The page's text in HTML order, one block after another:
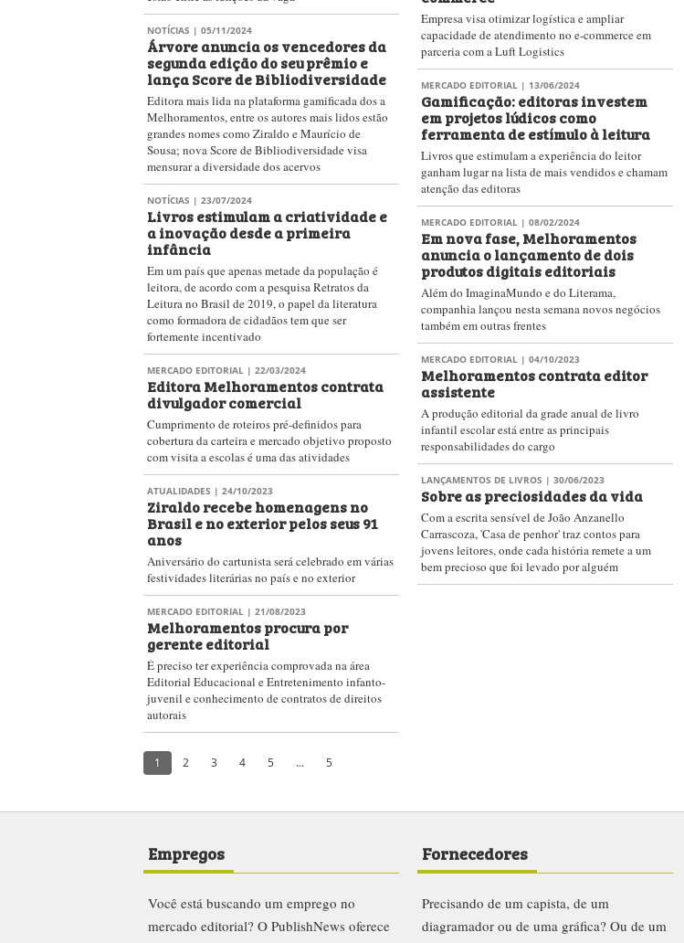
NOTÍCIAS | 05/11/2024
Árvore anuncia os vencedores da
segunda edição do seu prêmio e
lança Score de Bibliodiversidade
Editora mais lida na plataforma gamificada dos a
Melhoramentos, entre os autores mais lidos estão
grandes nomes como Ziraldo e Maurício de
Sousa; nova Score de Bibliodiversidade visa
mensurar a diversidade dos acervos
NOTÍCIAS | 23/07/2024
Livros estimulam a criatividade e
a inovação desde a primeira
infância
Em um país que apenas metade da população é
leitora, de acordo com a pesquisa Retratos da
Leitura no Brasil​ de 2019, o papel da literatura
como formadora de cidadãos tem que ser
fortemente incentivado
MERCADO EDITORIAL | 22/03/2024
Editora Melhoramentos contrata
divulgador comercial
Cumprimento de roteiros pré-definidos para
cobertura da carteira e mercado objetivo proposto
com visita a escolas é uma das atividades
ATUALIDADES | 24/10/2023
Ziraldo recebe homenagens no
Brasil e no exterior pelos seus 91
anos
Aniversário do cartunista será celebrado em várias
festividades literárias no país e no exterior
MERCADO EDITORIAL | 21/08/2023
Melhoramentos procura por
gerente editorial
É preciso ter experiência comprovada na área
Editorial Educacional e Entretenimento infanto-
juvenil e conhecimento de contratos de direitos
autorais
Empresa visa otimizar logística e ampliar
capacidade de atendimento no e-commerce em
parceria com a Luft Logistics
MERCADO EDITORIAL | 13/06/2024
Gamificação: editoras investem
em projetos lúdicos como
ferramenta de estímulo à leitura
Livros que estimulam a experiência do leitor
ganham lugar na lista de mais vendidos e chamam
atenção das editoras
MERCADO EDITORIAL | 08/02/2024
Em nova fase, Melhoramentos
anuncia o lançamento de dois
produtos digitais editoriais
Além do ImaginaMundo e do Literama,
companhia lançou nesta semana novos negócios
também em outras frentes
MERCADO EDITORIAL | 04/10/2023
Melhoramentos contrata editor
assistente
A produção editorial da grade anual de livro
infantil escolar está entre as principais
responsabilidades do cargo
LANÇAMENTOS DE LIVROS | 30/06/2023
Sobre as preciosidades da vida
Com a escrita sensível de João Anzanello
Carrascoza, 'Casa de penhor' traz contos para
jovens leitores, onde cada história remete a um
bem precioso que foi levado por alguém
1 2 3 4 5 ... 5
Empregos
Você está buscando um emprego no
mercado editorial? O PublishNews oferece
Fornecedores
Precisando de um capista, de um
diagramador ou de uma gráfica? Ou de um